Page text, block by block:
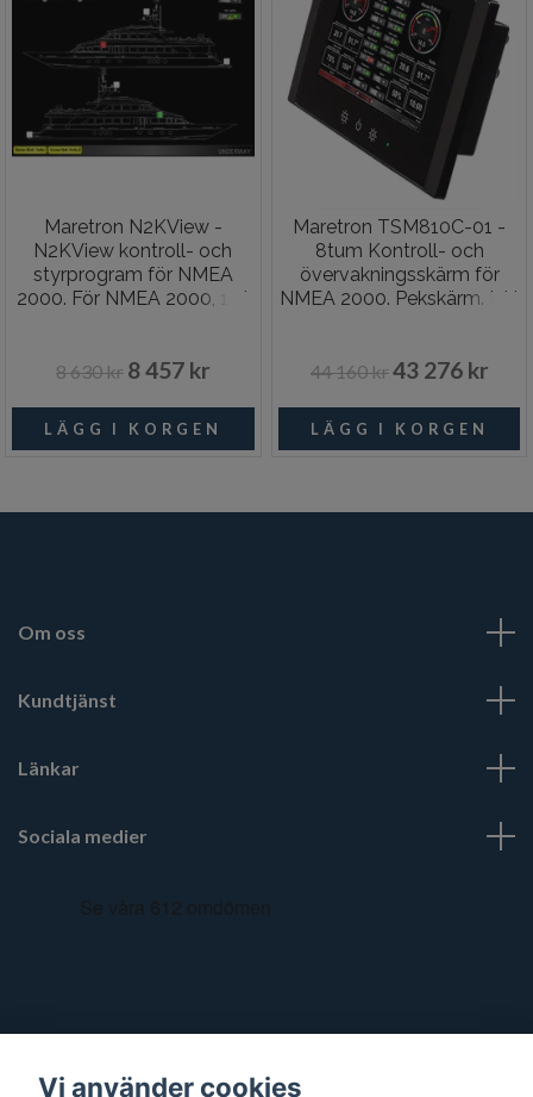
Maretron N2KView -
N2KView kontroll- och
styrprogram för NMEA
2000. För NMEA 2000, 1 st
8 630 kr 8 457 kr
Maretron TSM810C-01 -
8tum Kontroll- och
övervakningsskärm för
NMEA 2000. Pekskärm. Inkl
44 160 kr43 276 kr
Om oss
Kundtjänst
Länkar
Sociala medier
Vi använder cookies